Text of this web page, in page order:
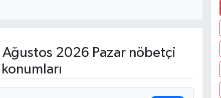
2026 Pazar nöbetçi